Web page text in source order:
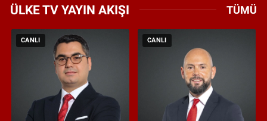
ÜLKE TV YAYIN AKIŞI TÜMÜ
CANLI CANLI